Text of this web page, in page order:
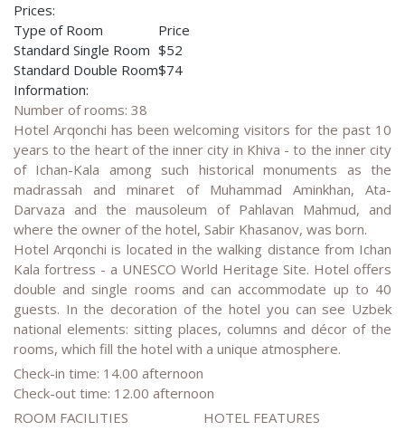
Prices:
Type of Room
Price
Standard Single Room $52
Standard Double Room$74
Information:
Number of rooms: 38
Hotel Arqonchi has been welcoming visitors for the past 10
years to the heart of the inner city in Khiva - to the inner city
of Ichan-Kala among such historical monuments as the
madrassah and minaret of Muhammad Aminkhan, Ata-
Darvaza and the mausoleum of Pahlavan Mahmud, and
where the owner of the hotel, Sabir Khasanov, was born.
Hotel Arqonchi is located in the walking distance from Ichan
Kala fortress - a UNESCO World Heritage Site. Hotel offers
double and single rooms and can accommodate up to 40
guests. In the decoration of the hotel you can see Uzbek
national elements: sitting places, columns and décor of the
rooms, which fill the hotel with a unique atmosphere.
Check-in time: 14.00 afternoon
Check-out time: 12.00 afternoon
ROOM FACILITIES
HOTEL FEATURES